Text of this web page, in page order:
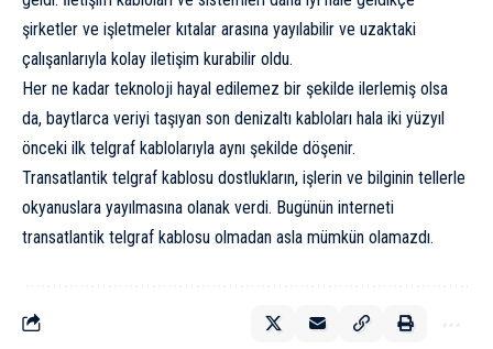
şirketler ve işletmeler kıtalar arasına yayılabilir ve uzaktaki
çalışanlarıyla kolay iletişim kurabilir oldu.
Her ne kadar teknoloji hayal edilemez bir şekilde ilerlemiş olsa
da, baytlarca veriyi taşıyan son denizaltı kabloları hala iki yüzyıl
önceki ilk telgraf kablolarıyla aynı şekilde döşenir.
Transatlantik telgraf kablosu dostlukların, işlerin ve bilginin tellerle
okyanuslara yayılmasına olanak verdi. Bugünün interneti
transatlantik telgraf kablosu olmadan asla mümkün olamazdı.